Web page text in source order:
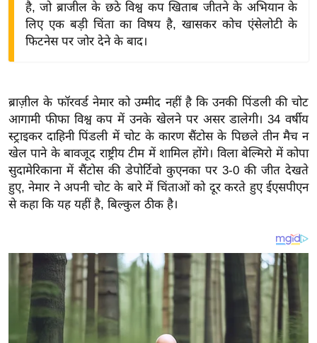
शे
ष
ज्ञ
रा
य
ब
खे
है, जो ब्राजील के छठे विश्व कप खिताब जीतने के अभियान के
लिए एक बड़ी चिंता का विषय है, खासकर कोच एंसेलोटी के
फिटनेस पर जोर देने के बाद।
ब्राज़ील के फॉरवर्ड नेमार को उम्मीद नहीं है कि उनकी पिंडली की चोट
आगामी फीफा विश्व कप में उनके खेलने पर असर डालेगी। 34 वर्षीय
स्ट्राइकर दाहिनी पिंडली में चोट के कारण सैंटोस के पिछले तीन मैच न
खेल पाने के बावजूद राष्ट्रीय टीम में शामिल होंगे। विला बेल्मिरो में कोपा
सुदामेरिकाना में सैंटोस की डेपोर्टिवो कुएनका पर 3-0 की जीत देखते
हुए, नेमार ने अपनी चोट के बारे में चिंताओं को दूर करते हुए ईएसपीएन
से कहा कि यह यहीं है, बिल्कुल ठीक है।